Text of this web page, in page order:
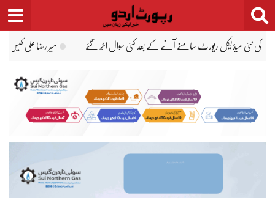
Skip
to
content
تفتیش نہیں کر رہی ہے، فیملی کو ہراساں کر رہی ہے، جبران ناصر میر رضا کی پہلی